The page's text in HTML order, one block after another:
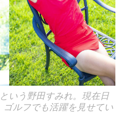
いう野田すみれ。現在日
ルフでも活躍を見せてい